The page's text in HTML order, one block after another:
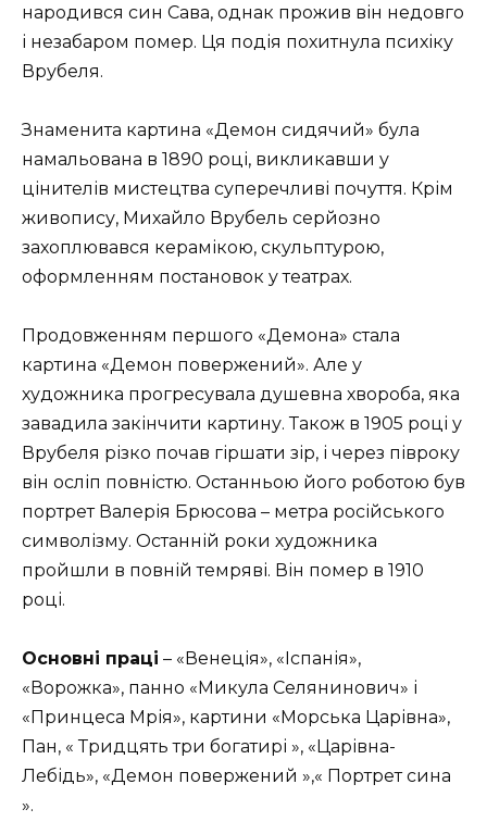
народився син Сава, однак прожив він недовго
і незабаром помер. Ця подія похитнула психіку
Врубеля.
Знаменита картина «Демон сидячий» була
намальована в 1890 році, викликавши у
цінителів мистецтва суперечливі почуття. Крім
живопису, Михайло Врубель серйозно
захоплювався керамікою, скульптурою,
оформленням постановок у театрах.
Продовженням першого «Демона» стала
картина «Демон повержений». Але у
художника прогресувала душевна хвороба, яка
завадила закінчити картину. Також в 1905 році у
Врубеля різко почав гіршати зір, і через півроку
він осліп повністю. Останньою його роботою був
портрет Валерія Брюсова – метра російського
символізму. Останній роки художника
пройшли в повній темряві. Він помер в 1910
році.
Основні праці – «Венеція», «Іспанія»,
«Ворожка», панно «Микула Селянинович» і
«Принцеса Мрія», картини «Морська Царівна»,
Пан, « Тридцять три богатирі », «Царівна-
Лебідь», «Демон повержений »,« Портрет сина
».